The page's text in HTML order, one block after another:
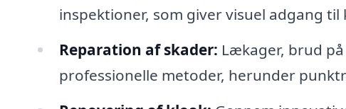
inspektioner, som giver visuel adgang
Reparation af skader: Lækager, brud
professionelle metoder, herunder